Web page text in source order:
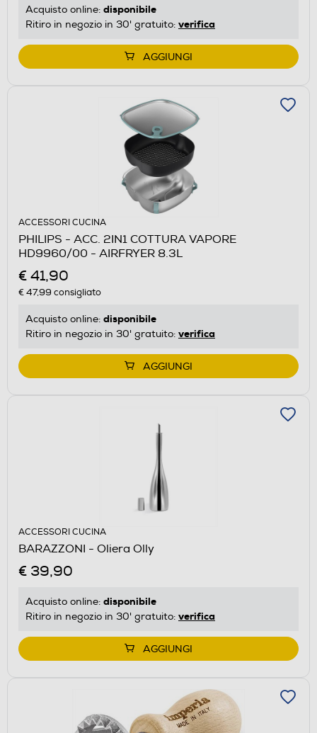
Acquisto online: disponibile
Ritiro in negozio in 30' gratuito: verifica
AGGIUNGI
ACCESSORI CUCINA
PHILIPS - ACC. 2IN1 COTTURA VAPORE
HD9960/00 - AIRFRYER 8.3L
€ 41,90
€ 47,99 consigliato
Acquisto online: disponibile
Ritiro in negozio in 30' gratuito: verifica
AGGIUNGI
ACCESSORI CUCINA
BARAZZONI - Oliera Olly
€ 39,90
Acquisto online: disponibile
Ritiro in negozio in 30' gratuito: verifica
AGGIUNGI